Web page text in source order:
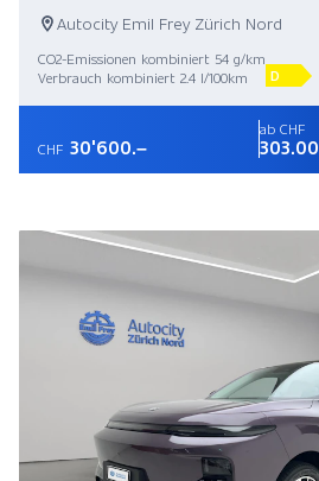
Autocity Emil Frey Zürich Nord
CO2-Emissionen kombiniert 54 g/km
Verbrauch kombiniert 2.4 l/100km
D
CHF 30'600.–
ab CHF
303.00